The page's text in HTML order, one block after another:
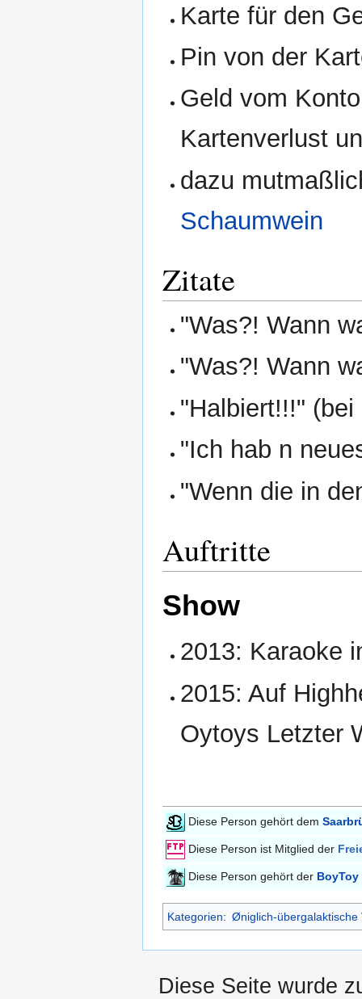
Karte für den
Pin von der
Geld vom
Kartenverlust
dazu
Schaumwein
Zitate
"Was?! Wann
"Was?! Wann
"Halbiert!!!"
"Ich hab n
"Wenn die in
Auftritte
Show
2013: Karaoke
2015: Auf
Oytoys Letzter
Diese Person gehört dem
Diese Person ist Mitglied der
Diese Person gehört der
Kategorien: Øniglich-übergalaktische
Diese Seite wurde